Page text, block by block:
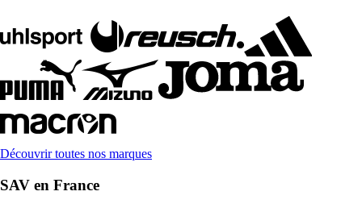
Découvrir toutes nos marques
SAV en France